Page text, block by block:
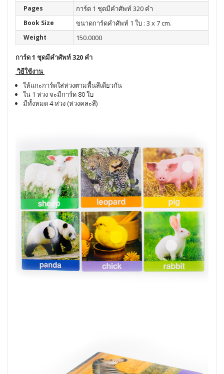
Pages การ์ด 1 ชุดมีคำศัพท์ 320 คำ
Book Size ขนาดการ์ดคำศัพท์ 1 ใบ : 3 x 7 cm.
Weight 150.0000
การ์ด 1 ชุดมีคำศัพท์ 320 คำ
วิธีใช้งาน
ให้แกะการ์ดใส่ห่วงตามพื้นสีเดียวกัน
ใน 1 ห่วง จะมีการ์ด 80 ใบ
มีทั้งหมด 4 ห่วง (ห่วงคละสี)